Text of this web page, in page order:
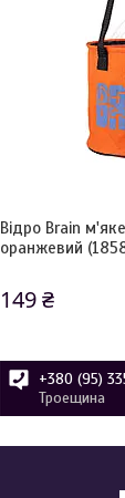
Відро Brain
оранжевий
149 ₴
+380 (95)
Троещина